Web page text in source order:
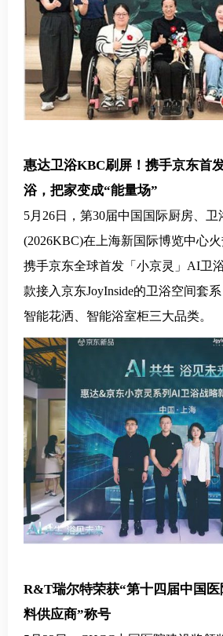
惠达卫浴KBC刷屏！携手京东首
浴，把家变成“能量场”
5月26日， 第30届中国国际厨房、卫
(2026KBC)在上海新国际博览中心
携手京东全球首发「小京灵」AI卫
款接入京东JoyInside的卫浴空间套
智能花洒、智能浴室柜三大品类。
R&T瑞尔特荣获“第十四届中国
料供应商”称号